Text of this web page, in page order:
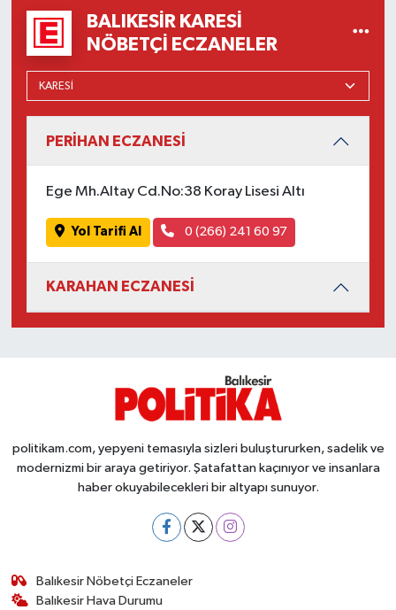
BALIKESIR KARESI
NÖBETÇI ECZANELER
PERİHAN ECZANESİ
Ege Mh.Altay Cd.No:38 Koray Lisesi Altı
Yol Tarifi Al 0 (266) 241 60 97
KARAHAN ECZANESİ
politikam.com, yepyeni temasıyla sizleri buluştururken, sadelik ve
modernizmi bir araya getiriyor. Şatafattan kaçınıyor ve insanlara
haber okuyabilecekleri bir altyapı sunuyor.
Balıkesir Nöbetçi Eczaneler
Balıkesir Hava Durumu
SİYASET
Sındırgı
SPOR
SÜRMANŞET
Susurluk
VİZYONDAKİLER